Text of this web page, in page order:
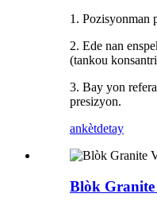
1. Pozisyonman
2. Ede nan
(tankou
3. Bay yon
presizyon.
ankètdetay
Blòk